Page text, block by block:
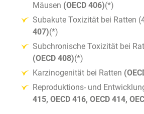
Mäusen (OECD 406)(*)
Subakute Toxizität bei Ratten
407)(*)
Subchronische Toxizität bei
(OECD 408)(*)
Karzinogenität bei Ratten
Reproduktions- und
415, OECD 416, OECD 414,